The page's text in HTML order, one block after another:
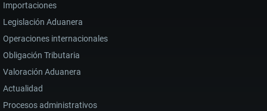
Importaciones
Legislación Aduanera
Operaciones internacionales
Obligación Tributaria
Valoración Aduanera
Actualidad
Procesos administrativos